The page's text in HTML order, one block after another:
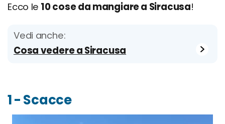
Ecco le 10 cose da mangiare a Siracusa!
Vedi anche:
Cosa vedere a Siracusa
1 - Scacce